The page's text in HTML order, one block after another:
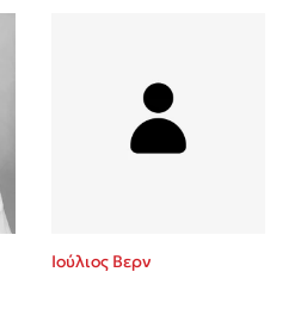
Ιούλιος Βερν